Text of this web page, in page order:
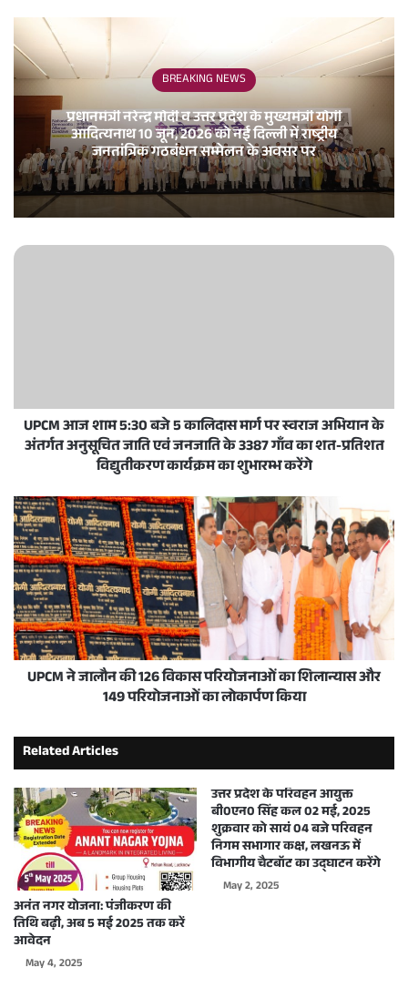
BREAKING NEWS
प्रधानमंत्री नरेन्द्र मोदी व उत्तर प्रदेश के मुख्यमंत्री योगी
आदित्यनाथ 10 जून, 2026 को नई दिल्ली में राष्ट्रीय
जनतांत्रिक गठबंधन सम्मेलन के अवसर पर
UPCM आज शाम 5:30 बजे 5 कालिदास मार्ग पर स्वराज अभियान के
अंतर्गत अनुसूचित जाति एवं जनजाति के 3387 गाँव का शत-प्रतिशत
विद्युतीकरण कार्यक्रम का शुभारम्भ करेंगे
UPCM ने जालौन की 126 विकास परियोजनाओं का शिलान्यास और
149 परियोजनाओं का लोकार्पण किया
Related Articles
अनंत नगर योजना: पंजीकरण की
तिथि बढ़ी, अब 5 मई 2025 तक करें
आवेदन
May 4, 2025
उत्तर प्रदेश के परिवहन आयुक्त
बी0एन0 सिंह कल 02 मई, 2025
शुक्रवार को सायं 04 बजे परिवहन
निगम सभागार कक्ष, लखनऊ में
विभागीय चैटबॉट का उद्घाटन करेंगे
May 2, 2025